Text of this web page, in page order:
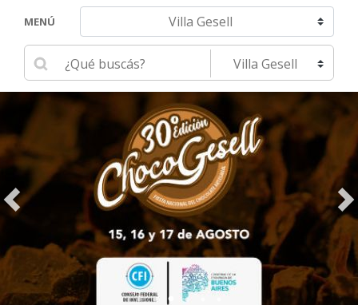
MENÚ Navegar hacia otra localidad
Ingrese su búsqueda Seleccione una localidad